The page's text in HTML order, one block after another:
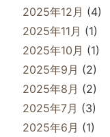
2025年12月 (4)
2025年11月 (1)
2025年10月 (1)
2025年9月 (2)
2025年8月 (2)
2025年7月 (3)
2025年6月 (1)